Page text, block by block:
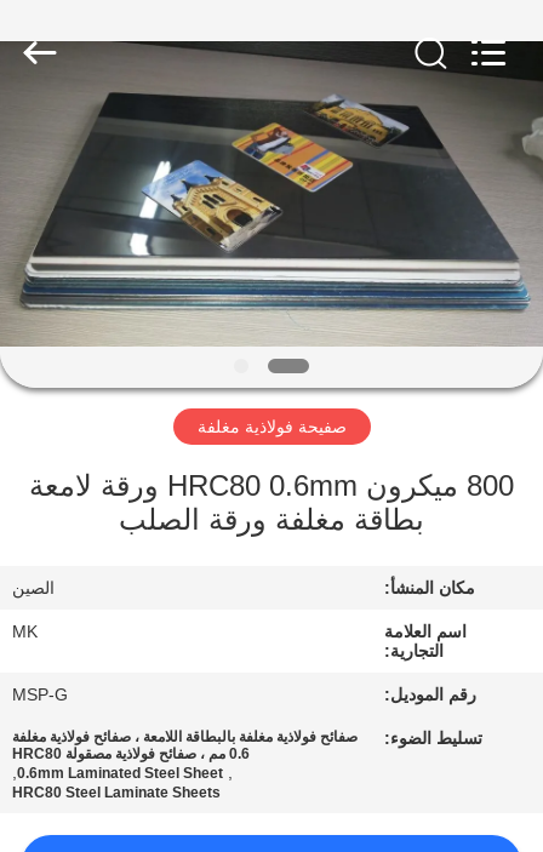
المنزل
المنتجات
فيديوهات
معلومات
عنا
جولة
مراقبة
الجودة
اتصل
(Tianjin)
Limited.
صفيحة فولاذية مغلفة
800 ميكرون HRC80 0.6mm ورقة لامعة
بطاقة مغلفة ورقة الصلب
مكان المنشأ: الصين
اسم العلامة
التجارية:
MK
رقم الموديل: MSP-G
تسليط الضوء:
صفائح فولاذية مغلفة بالبطاقة اللامعة ، صفائح فولاذية مغلفة
0.6 مم ، صفائح فولاذية مصقولة HRC80
,
0.6mm Laminated Steel Sheet
,
HRC80 Steel Laminate Sheets